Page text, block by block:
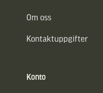
Om oss
Kontaktuppgifter
Konto